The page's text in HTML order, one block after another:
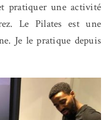
pratiquer une activité
Le Pilates est une
Je le pratique depuis